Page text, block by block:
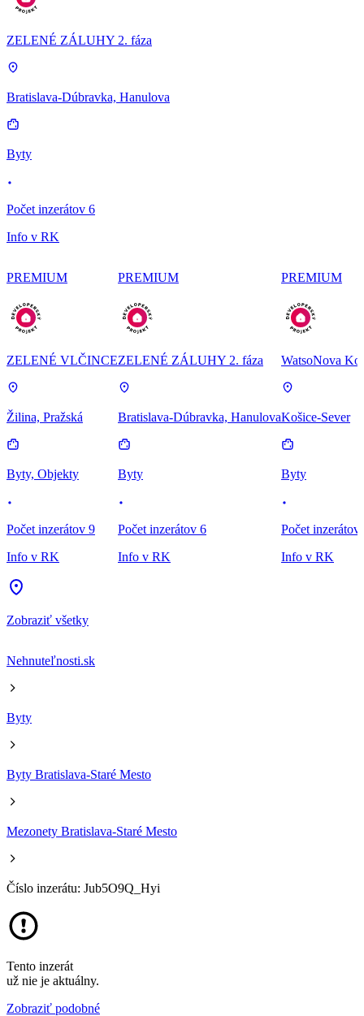
ZELENÉ ZÁLUHY 2. fáza
Bratislava-Dúbravka, Hanulova
Byty
Počet inzerátov 6
Info v RK
PREMIUM
ZELENÉ VLČINCE
Žilina, Pražská
Byty, Objekty
Počet inzerátov 9
Info v RK
PREMIUM
ZELENÉ ZÁLUHY 2. fáza
Bratislava-Dúbravka, Hanulova
Byty
Počet inzerátov 6
Info v RK
PREMIUM
WatsoNova
Košice-Sever
Byty
Počet inzerátov
Info v RK
Zobraziť všetky
Nehnuteľnosti.sk
Byty
Byty Bratislava-Staré Mesto
Mezonety Bratislava-Staré Mesto
Číslo inzerátu: Jub5O9Q_Hyi
Tento inzerát
už nie je aktuálny.
Zobraziť podobné